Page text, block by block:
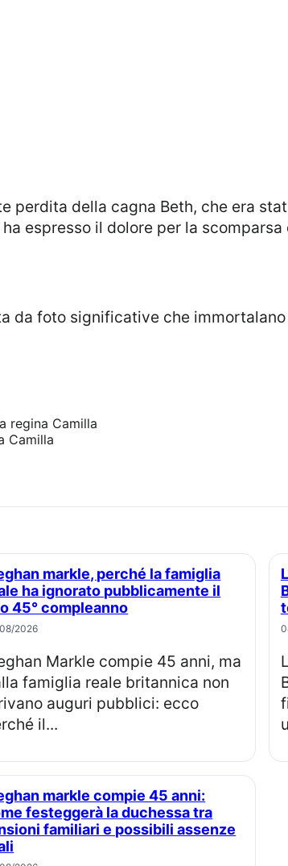
espresso il dolore per la
regina Camilla
Camilla
ha ignorato pubblicamente il
45° compleanno
2026
famiglia reale britannica non
auguri pubblici: ecco
il...
La principessa Eugenie e Jack
La principessa Eugenia e Jack
festeggerà la duchessa tra
familiari e possibili assenze